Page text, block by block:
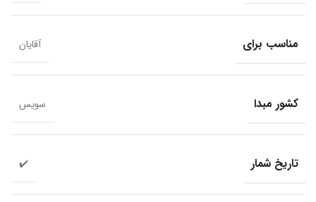
مناسب برای آقایان
کشور مبدا سویس
تاریخ شمار ✔️